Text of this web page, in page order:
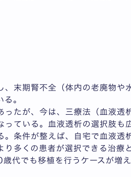
、末期腎不全（体内の老廃物や
。
ったが、今は、三療法（血液透
ている。血液透析の選択肢も
条件が整えば、自宅で血液透
り多くの患者が選択できる治療
代でも移植を行うケースが増